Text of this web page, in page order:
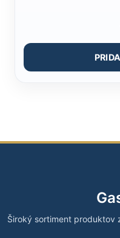
Široký sortiment produktov